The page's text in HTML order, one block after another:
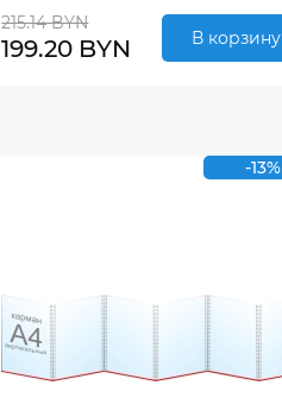
215.14 BYN
199.20 BYN В корзину
-13%